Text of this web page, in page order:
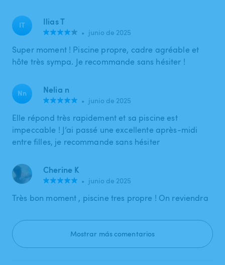
IT Ilias T
• junio de 2025
Super moment ! Piscine propre, cadre agréable et
hôte très sympa. Je recommande sans hésiter !
Nn Nelia n
• junio de 2025
Elle répond très rapidement et sa piscine est
impeccable ! J’ai passé une excellente après-midi
entre filles, je recommande sans hésiter
Cherine K
• junio de 2025
Très bon moment , piscine tres propre ! On reviendra
Mostrar más comentarios